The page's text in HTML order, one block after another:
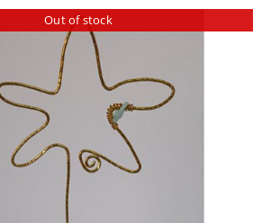
Out of stock